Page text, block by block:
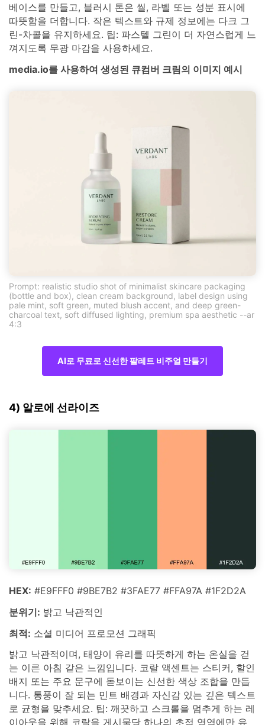
베이스를 만들고, 블러시 톤은 씰, 라벨 또는 성분 표시에
따뜻함을 더합니다. 작은 텍스트와 규제 정보에는 다크 그
린-차콜을 유지하세요. 팁: 파스텔 그린이 더 자연스럽게 느
껴지도록 무광 마감을 사용하세요.
media.io를 사용하여 생성된 큐컴버 크림의 이미지 예시
Prompt: realistic studio shot of minimalist skincare packaging
(bottle and box), clean cream background, label design using
pale mint, soft green, muted blush accent, and deep green-
charcoal text, soft diffused lighting, premium spa aesthetic --ar
4:3
AI로 무료로 신선한 팔레트 비주얼 만들기
4) 알로에 선라이즈
HEX: #E9FFF0 #9BE7B2 #3FAE77 #FFA97A #1F2D2A
분위기: 밝고 낙관적인
최적: 소셜 미디어 프로모션 그래픽
밝고 낙관적이며, 태양이 유리를 따뜻하게 하는 온실을 걷
는 이른 아침 같은 느낌입니다. 코랄 액센트는 스티커, 할인
배지 또는 주요 문구에 돋보이는 신선한 색상 조합을 만듭
니다. 통풍이 잘 되는 민트 배경과 자신감 있는 깊은 텍스트
로 균형을 맞추세요. 팁: 깨끗하고 스크롤을 멈추게 하는 레
이아웃을 위해 코랄을 게시물당 하나의 초점 영역에만 유